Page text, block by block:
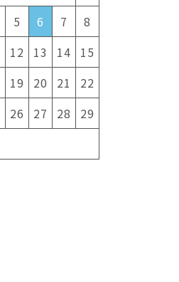
5 6 7
8
12 13 14
15
19 20 21
22
26 27 28
29